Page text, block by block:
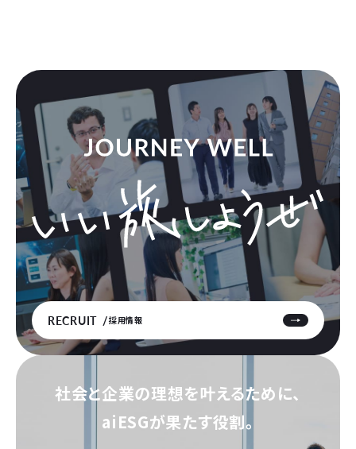
RECRUIT 採用情報
社会と企業の理想を叶えるために、
aiESGが果たす役割。